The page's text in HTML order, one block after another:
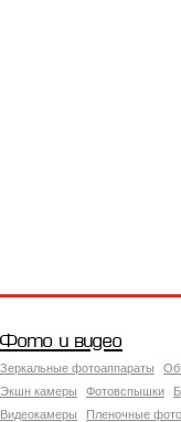
Фото и видео
Зеркальные фотоаппараты
Экшн камеры
Фотовспышки
Видеокамеры
Пленочные